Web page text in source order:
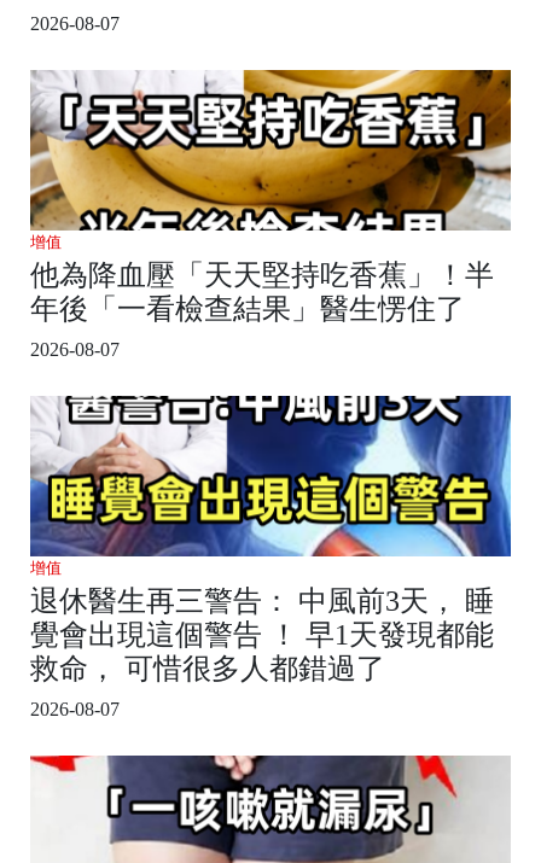
2026-08-07
增值
他為降血壓「天天堅持吃香蕉」！半
年後「一看檢查結果」醫生愣住了
2026-08-07
增值
退休醫生再三警告： 中風前3天， 睡
覺會出現這個警告 ！ 早1天發現都能
救命， 可惜很多人都錯過了
2026-08-07